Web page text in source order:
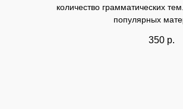
количество грамматических
популярных
350 р.